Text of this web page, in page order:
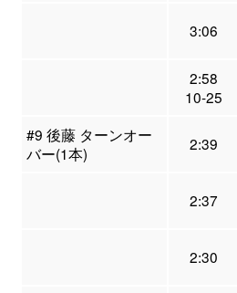
3:06
2:58
10-25
#9 後藤 ターンオー
バー(1本)
2:39
2:37
2:30